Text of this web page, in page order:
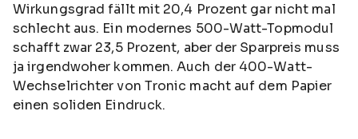
Wirkungsgrad fällt mit 20,4 Prozent gar nicht mal
schlecht aus. Ein modernes 500-Watt-Topmodul
schafft zwar 23,5 Prozent, aber der Sparpreis muss
ja irgendwoher kommen. Auch der 400-Watt-
Wechselrichter von Tronic macht auf dem Papier
einen soliden Eindruck.